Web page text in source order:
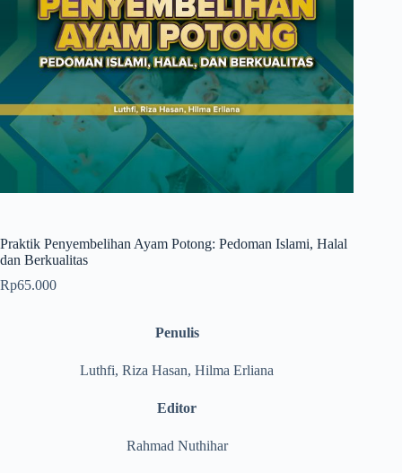
Praktik Penyembelihan Ayam Potong: Pedoman Islami, Halal
dan Berkualitas
Rp65.000
Penulis
Luthfi, Riza Hasan, Hilma Erliana
Editor
Rahmad Nuthihar